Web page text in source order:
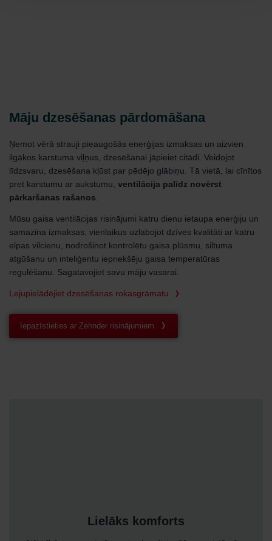
Māju dzesēšanas pārdomāšana
Ņemot vērā strauji pieaugošās enerģijas izmaksas un aizvien
ilgākos karstuma viļņus, dzesēšanai jāpieiet citādi. Veidojot
līdzsvaru, dzesēšana kļūst par pēdējo glābiņu. Tā vietā, lai cīnītos
pret karstumu ar aukstumu, ventilācija palīdz novērst
pārkaršanas rašanos
Mūsu gaisa ventilācijas risinājumi katru dienu ietaupa enerģiju un
samazina izmaksas, vienlaikus uzlabojot dzīves kvalitāti ar katru
elpas vilcienu, nodrošinot kontrolētu gaisa plūsmu, siltuma
atgūšanu un inteliģentu iepriekšēju gaisa temperatūras
regulēšanu. Sagatavojiet savu māju vasarai.
Lejupielādējiet dzesēšanas rokasgrāmatu
Iepazīstieties ar Zehnder risinājumiem
Lielāks komforts